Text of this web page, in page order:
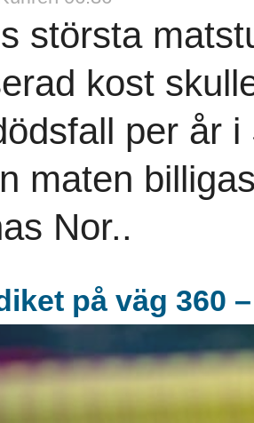
största
kost
per år
maten
Nor..
på väg 360